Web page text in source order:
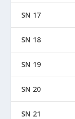
SN 17
SN 18
SN 19
SN 20
SN 21